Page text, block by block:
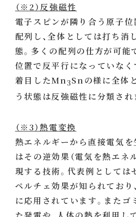
（※2）反強磁性
電子スピンが隣り合う原子
配列し、全体としては打ち消
態。多くの配列の仕方が可能
位置で反平行になっていなく
着目したMn 3Snの様に全体
う状態は反強磁性に分類され
（※3）熱電変換
熱エネルギーから直接電気を
はその逆効果（電気を熱エネ
現する技術。代表例としては
ペルチェ効果が知られており
に応用されています。またゴ